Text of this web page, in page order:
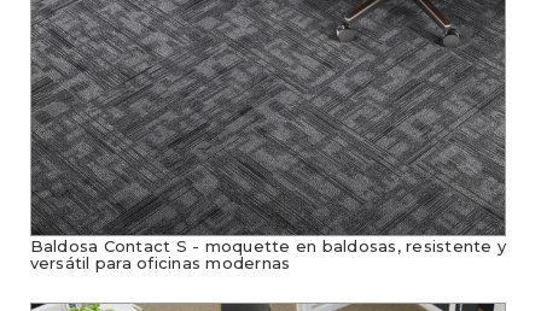
Baldosa Contact S - moquette en baldosas, resistente y
versátil para oficinas modernas